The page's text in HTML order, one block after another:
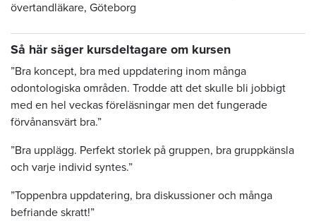
övertandläkare, Göteborg
Så här säger kursdeltagare om kursen
”Bra koncept, bra med uppdatering inom många
odontologiska områden. Trodde att det skulle bli jobbigt
med en hel veckas föreläsningar men det fungerade
förvånansvärt bra.”
”Bra upplägg. Perfekt storlek på gruppen, bra gruppkänsla
och varje individ syntes.”
”Toppenbra uppdatering, bra diskussioner och många
befriande skratt!”